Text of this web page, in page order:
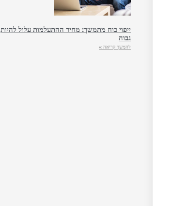
ייפוי כוח מתמשך: מחיר ההתעלמות עלול להיות
גבוה
להמשך קריאה »